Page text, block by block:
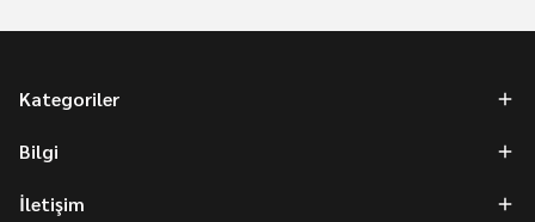
Kategoriler
Bilgi
İletişim